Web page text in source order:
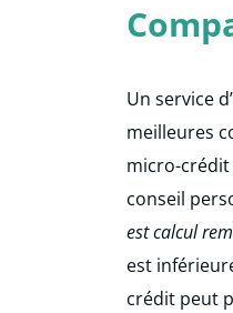
Un service
meilleures
micro-
conseil
est calcul
est
crédit peut